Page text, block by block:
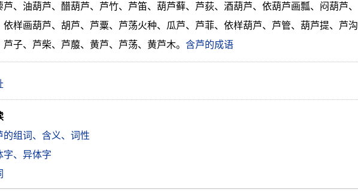
芦、油葫芦、醋葫芦、芦竹、芦笛、葫芦藓、芦荻、酒葫芦、依葫芦画瓢、闷葫芦、
依样画葫芦、胡芦、芦粟、芦荡火种、瓜芦、芦菲、依样葫芦、芦管、葫芦提、芦沟
子、芦柴、芦菔、黄芦、芦荡、黄芦木。 含芦的成语
的组词、含义、词性
字、异体字